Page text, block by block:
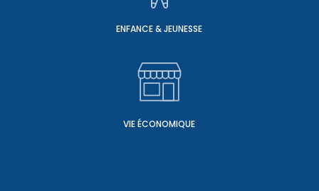
ENFANCE & JEUNESSE
VIE ÉCONOMIQUE